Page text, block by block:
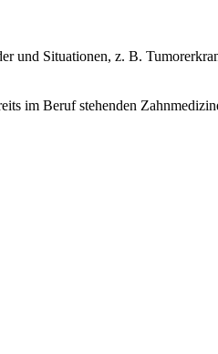
und Situationen, z. B.
im Beruf stehenden